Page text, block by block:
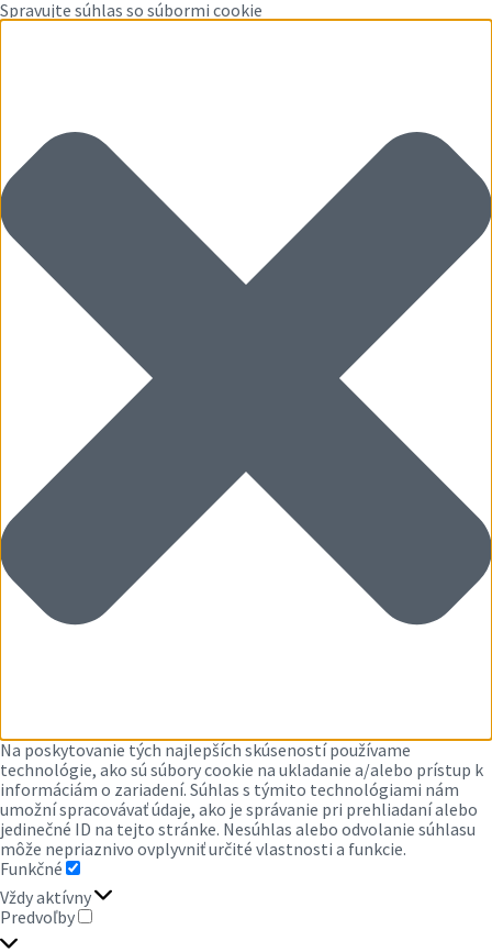
Spravujte súhlas so súbormi cookie
Na poskytovanie tých najlepších skúseností používame
technológie, ako sú súbory cookie na ukladanie a/alebo prístup k
informáciám o zariadení. Súhlas s týmito technológiami nám
umožní spracovávať údaje, ako je správanie pri prehliadaní alebo
jedinečné ID na tejto stránke. Nesúhlas alebo odvolanie súhlasu
môže nepriaznivo ovplyvniť určité vlastnosti a funkcie.
Funkčné
FUNKČNÉ
Vždy aktívny
Predvoľby
PREDVOĽBY